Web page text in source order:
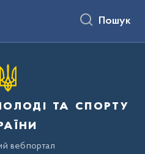
Пошук
та спорту
вебпортал